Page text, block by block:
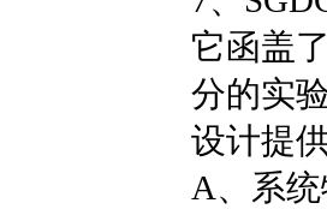
它函盖
分的实
设计提
A、系